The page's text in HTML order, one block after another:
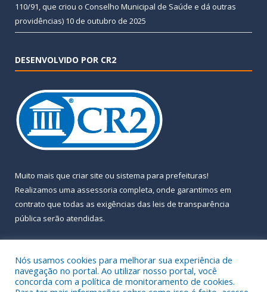
110/91, que criou o Conselho Municipal de Saúde e dá outras
providências) 10 de outubro de 2025
DESENVOLVIDO POR CR2
Muito mais que criar site ou sistema para prefeituras!
Realizamos uma assessoria completa, onde garantimos em
contrato que todas as exigências das leis de transparência
pública serão atendidas.
Nós usamos cookies para melhorar sua experiência de
navegação no portal. Ao utilizar nosso portal, você
concorda com a política de monitoramento de cookies.